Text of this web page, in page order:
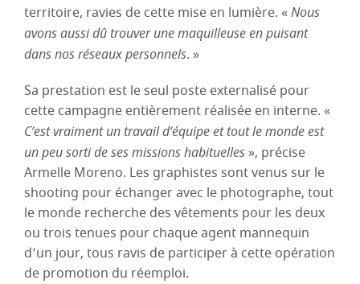
territoire, ravies de cette mise en lumière. «Nous
avons aussi dû trouver une maquilleuse en puisant
dans nos réseaux personnels. »
Sa prestation est le seul poste externalisé pour
cette campagne entièrement réalisée en interne. «
C’est vraiment un travail d’équipe et tout le monde est
un peu sorti de ses missions habituelles », précise
Armelle Moreno. Les graphistes sont venus sur le
shooting pour échanger avec le photographe, tout
le monde recherche des vêtements pour les deux
ou trois tenues pour chaque agent mannequin
d’un jour, tous ravis de participer à cette opération
de promotion du réemploi.